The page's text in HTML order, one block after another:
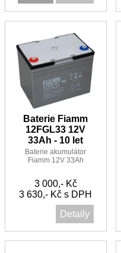
Baterie Fiamm
12FGL33 12V
33Ah - 10 let
Baterie akumulátor
Fiamm 12V 33Ah
3 000,- Kč
3 630,- Kč s DPH
Detaily